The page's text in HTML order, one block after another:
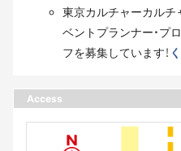
東京カルチャーカルチ
ベントプランナー・プ
フを募集しています！
Access